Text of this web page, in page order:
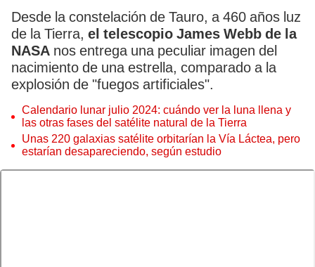
Desde la constelación de Tauro, a 460 años luz
de la Tierra, el telescopio James Webb de la
NASA nos entrega una peculiar imagen del
nacimiento de una estrella, comparado a la
explosión de "fuegos artificiales".
Calendario lunar julio 2024: cuándo ver la luna llena y
las otras fases del satélite natural de la Tierra
Unas 220 galaxias satélite orbitarían la Vía Láctea, pero
estarían desapareciendo, según estudio